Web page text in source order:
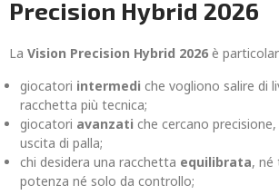
Precision Hybrid 2026
La Vision Precision Hybrid 2026 è
giocatori intermedi che vogliono salire di
racchetta più tecnica;
giocatori avanzati che cercano
uscita di palla;
chi desidera una racchetta equilibrata, né
potenza né solo da controllo;